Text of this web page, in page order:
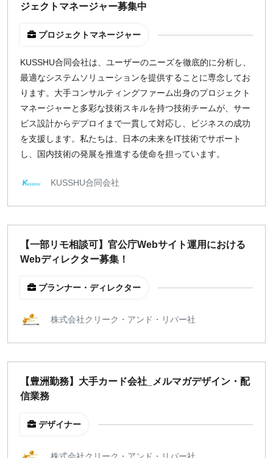
ジェクトマネージャー募集中
プロジェクトマネージャー
KUSSHU合同会社は、ユーザーのニーズを徹底的に分析し、
最適なシステムソリューションを提供することに専念してお
ります。大手コンサルティングファーム出身のプロジェクト
マネージャーと多彩な技術スキルを持つ技術チームが、サー
ビス設計からデプロイまで一貫して対応し、ビジネスの成功
を支援します。私たちは、日本の未来をIT技術でサポート
し、国内技術の発展を推進する使命を担っています。
KUSSHU合同会社
【一部リモ相談可】官公庁Webサイト運用における
Webディレクター募集！
プランナー・ディレクター
株式会社クリーク・アンド・リバー社
【豊洲勤務】大手カード会社_メルマガデザイン・配
信業務
デザイナー
株式会社クリーク・アンド・リバー社